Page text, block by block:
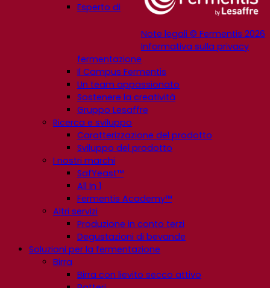
Note legali © Fermentis 2026
Informativa sulla privacy
Esperto di
fermentazione
Il Campus Fermentis
Un team appassionato
Sostenere la creatività
Gruppo Lesaffre
Ricerca e sviluppo
Caratterizzazione del prodotto
Sviluppo del prodotto
I nostri marchi
SafYeast™
All In 1
Fermentis Academy™
Altri servizi
Produzione in conto terzi
Degustazioni di bevande
Soluzioni per la fermentazione
Birra
Birra con lievito secco attivo